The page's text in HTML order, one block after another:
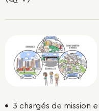
3 chargés de mission